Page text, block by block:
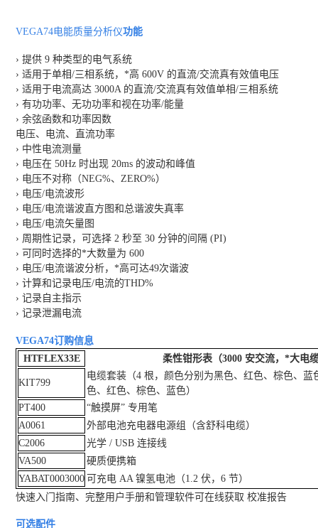
VEGA74电能质量分析仪功能
› 提供 9 种类型的电气系统
› 适用于单相/三相系统，*高 600V 的直流/交流真有效值电压
› 适用于电流高达 3000A 的直流/交流真有效值单相/三相系统
› 有功功率、无功功率和视在功率/能量
› 余弦函数和功率因数
电压、电流、直流功率
› 中性电流测量
› 电压在 50Hz 时出现 20ms 的波动和峰值
› 电压不对称（NEG%、ZERO%）
› 电压/电流波形
› 电压/电流谐波直方图和总谐波失真率
› 电压/电流矢量图
› 周期性记录，可选择 2 秒至 30 分钟的间隔 (PI)
› 可同时选择的*大数量为 600
› 电压/电流谐波分析，*高可达49次谐波
› 计算和记录电压/电流的THD%
› 记录自主指示
› 记录泄漏电流
VEGA74订购信息
HTFLEX33E
柔性钳形表（3000 安交流，*大电
KIT799
电缆套装（4 根，颜色分别为黑色、红色、棕色、
色、红色、棕色、蓝色）
PT400
“触摸屏” 专用笔
A0061
外部电池充电器电源组（含舒科电缆）
C2006
光学 / USB 连接线
VA500
硬质便携箱
YABAT0003000 可充电 AA 镍氢电池（1.2 伏，6 节）
快速入门指南、完整用户手册和管理软件可在线获取 校准报告
可选配件